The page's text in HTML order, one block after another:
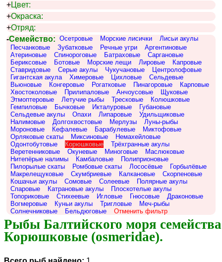
+Цвет:
+Окраска:
+Отряд:
-Семейство: Осетровые Морские лисички
Лисьи акулы
Песчанковые
Зубатковые Речные угри
Аргентиновые
Атериновые
Спинороговые Батраховые
Саргановые
Бериксовые
Ботовые Морские лещи Лировые
Капровые
Ставридовые
Серые акулы Чукучановые
Центролофовые
Гигантская акула
Химеровые Цихловые
Сельдевые
Вьюновые
Конгеровые Рогатковые Пинагоровые
Карповые
Хвостоколовые
Прилипаловые Анчоусовые
Щуковые
Этмоптеровые
Летучие рыбы Тресковые
Колюшковые
Гемпиловые
Бычковые Икталуровые
Губановые
Сельдевые акулы
Опахи Липаровые
Удильщиковые
Налимовые
Долгохвостовые Мерлузы
Луны-рыбы
Мороновые
Кефалевые Барабулевые
Миктофовые
Орляковые скаты
Миксиновые
Немахейловые
Одонтобутовые
Корюшковые
Трёхгранные акулы
Веретенниковые
Окуневые Миноговые
Маслюковые
Нитепёрые налимы
Камбаловые
Полиприоновые
Пилорылые скаты
Ромбовые скаты Лососёвые
Горбылёвые
Макрелещуковые
Скумбриевые Калкановые
Скорпеновые
Кошачьи акулы
Сомовые Солеевые
Полярные акулы
Спаровые
Катрановые акулы
Плоскотелые акулы
Топориковые
Стихеевые Игловые Гнюсовые
Драконовые
Вогмеровые
Куньи акулы Тригловые
Меч-рыбы
Солнечниковые
Бельдюговые Отменить фильтр
Рыбы Балтийского моря семейства
Корюшковые (osmeridae).